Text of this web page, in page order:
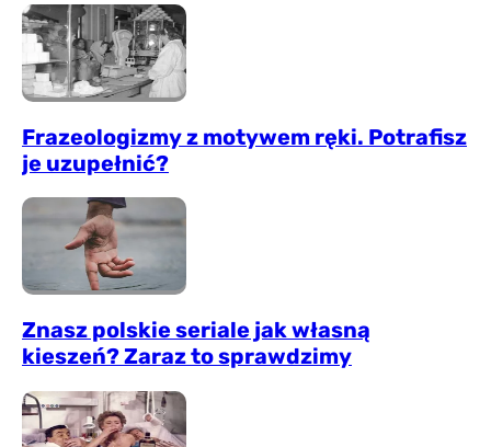
Frazeologizmy z motywem ręki. Potrafisz
je uzupełnić?
Znasz polskie seriale jak własną
kieszeń? Zaraz to sprawdzimy